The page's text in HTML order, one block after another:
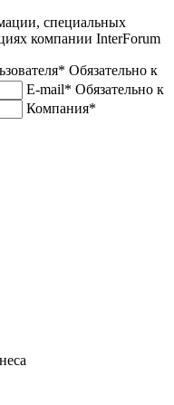
специальных
компании InterForum
Обязательно к
E-mail* Обязательно к
Компания*